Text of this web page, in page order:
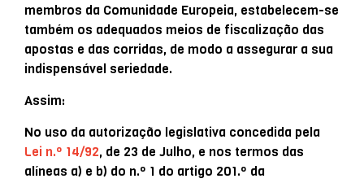
membros da Comunidade Europeia, estabelecem-se
também os adequados meios de fiscalização das
apostas e das corridas, de modo a assegurar a sua
indispensável seriedade.
Assim:
No uso da autorização legislativa concedida pela
Lei n.º 14/92, de 23 de Julho, e nos termos das
alíneas a) e b) do n.º 1 do artigo 201.º da